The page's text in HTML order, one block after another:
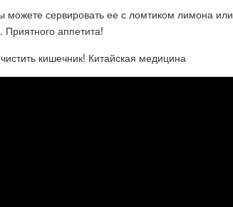
сервировать ее с ломтиком лимона или
аппетита!
кишечник! Китайская медицина